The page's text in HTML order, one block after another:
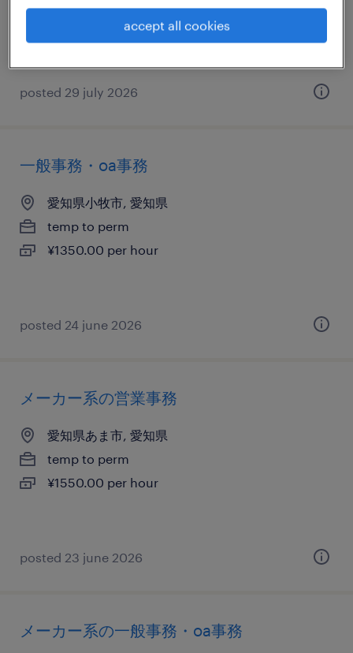
posted 29 july 2026
一般事務・oa事務
愛知県小牧市, 愛知県
temp to perm
¥1350.00 per hour
posted 24 june 2026
メーカー系の営業事務
愛知県あま市, 愛知県
temp to perm
¥1550.00 per hour
posted 23 june 2026
メーカー系の一般事務・oa事務
accept all cookies